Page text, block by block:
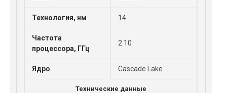
Технология, нм 14
Частота
процессора, ГГц
2.10
Ядро Cascade Lake
Технические данные